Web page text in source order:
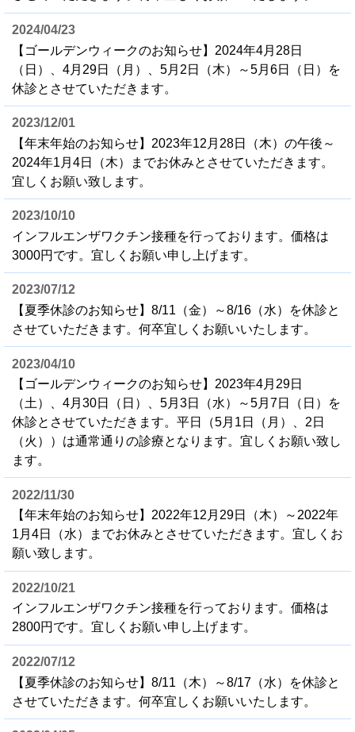
2024/04/23
【ゴールデンウィークのお知らせ】2024年4月28日
（日）、4月29日（月）、5月2日（木）～5月6日（日）を
休診とさせていただきます。
2023/12/01
【年末年始のお知らせ】2023年12月28日（木）の午後～
2024年1月4日（木）までお休みとさせていただきます。
宜しくお願い致します。
2023/10/10
インフルエンザワクチン接種を行っております。価格は
3000円です。宜しくお願い申し上げます。
2023/07/12
【夏季休診のお知らせ】8/11（金）～8/16（水）を休診と
させていただきます。何卒宜しくお願いいたします。
2023/04/10
【ゴールデンウィークのお知らせ】2023年4月29日
（土）、4月30日（日）、5月3日（水）～5月7日（日）を
休診とさせていただきます。平日（5月1日（月）、2日
（火））は通常通りの診療となります。宜しくお願い致し
ます。
2022/11/30
【年末年始のお知らせ】2022年12月29日（木）～2022年
1月4日（水）までお休みとさせていただきます。宜しくお
願い致します。
2022/10/21
インフルエンザワクチン接種を行っております。価格は
2800円です。宜しくお願い申し上げます。
2022/07/12
【夏季休診のお知らせ】8/11（木）～8/17（水）を休診と
させていただきます。何卒宜しくお願いいたします。